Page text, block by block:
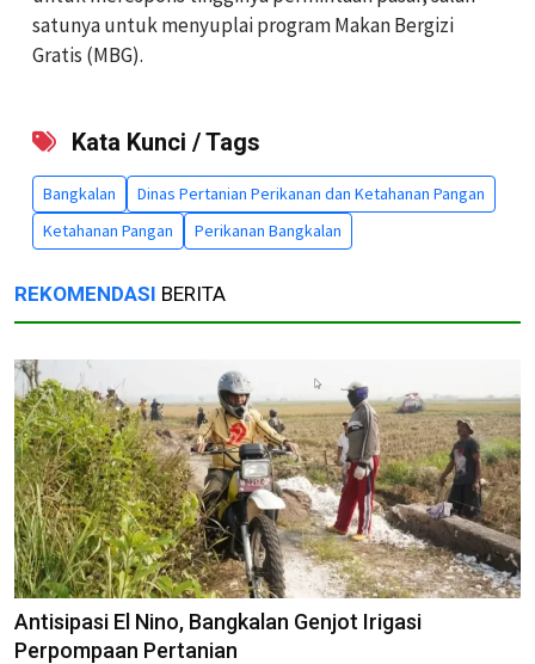
satunya untuk menyuplai program Makan Bergizi
Gratis (MBG).
Kata Kunci / Tags
Bangkalan
Dinas Pertanian Perikanan dan Ketahanan Pangan
Ketahanan Pangan
Perikanan Bangkalan
REKOMENDASI BERITA
Antisipasi El Nino, Bangkalan Genjot Irigasi
Perpompaan Pertanian